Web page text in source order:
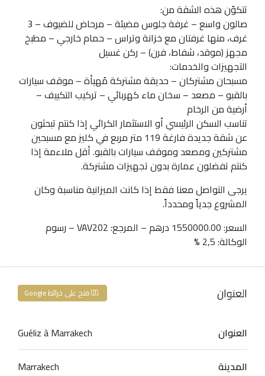
تتكوّن هذه الشقة من:
صالون واسع – غرفة جلوس مضيئة – مرحاض للضيوف – 3
غرف، منها غرفتان مع خزانة وتراس – حمام خارجي – مطبخ
مجهز (موقد، شفاط، فرن) – ركن غسيل
التجهيزات والخدمات:
مسبحان مشتركان – حديقة مشتركة مُهيأة – موقف سيارات
بالقبو – مصعد – سخان ماء كهربائي – تركيب التكييف –
أرضية من الرخام
تناسب السكن الرئيسي أو الاستثمار الكرائي إذا كنتم تبحثون
عن شقة جديدة فارغة 119 متر مربع في كليز مع مسبحين
مشتركين ومصعد وموقف سيارات بالقبو. أقل ملاءمة إذا
كنتم تفضلون عمارة بدون تجهيزات مشتركة.
يرجى التواصل معنا فقط إذا كانت الميزانية مناسبة وكان
المشروع جدياً ومحدداً.
السعر: 1550000.00 درهم – المرجع: VAV202 – رسوم
الوكالة: 2,5 %
العنوان فتح على خرائط Google
العنوان
Guéliz à Marrakech
المدينة
Marrakech